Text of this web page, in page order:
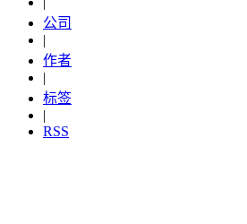
公司
|
作者
|
标签
|
RSS